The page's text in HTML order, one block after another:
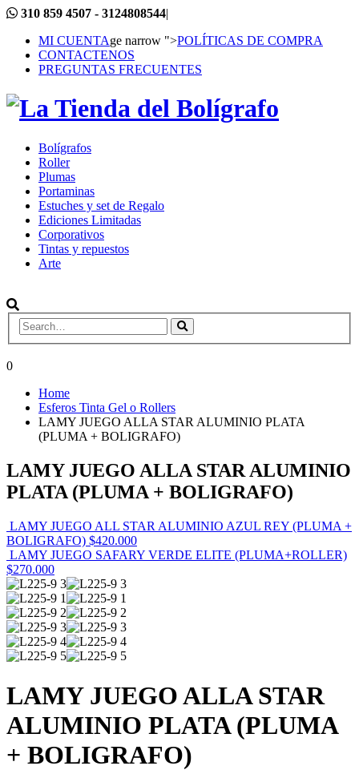
310 859 4507 - 3124808544|
MI CUENTAge narrow ">POLÍTICAS DE COMPRA
CONTACTENOS
PREGUNTAS FRECUENTES
Bolígrafos
Roller
Plumas
Portaminas
Estuches y set de Regalo
Ediciones Limitadas
Corporativos
Tintas y repuestos
Arte
0
Home
Esferos Tinta Gel o Rollers
LAMY JUEGO ALLA STAR ALUMINIO PLATA
(PLUMA + BOLIGRAFO)
LAMY JUEGO ALLA STAR ALUMINIO
PLATA (PLUMA + BOLIGRAFO)
LAMY JUEGO ALL STAR ALUMINIO AZUL REY (PLUMA +
BOLIGRAFO) $420.000
LAMY JUEGO SAFARY VERDE ELITE (PLUMA+ROLLER)
$270.000
LAMY JUEGO ALLA STAR
ALUMINIO PLATA (PLUMA
+ BOLIGRAFO)